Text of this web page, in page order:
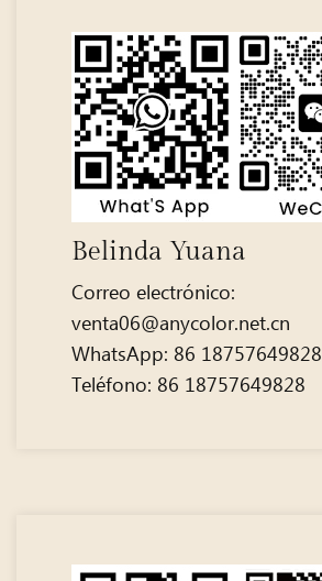
Belinda Yuana
Correo electrónico:
venta06@anycolor.net.cn
WhatsApp: 86 18757649828
Teléfono: 86 18757649828